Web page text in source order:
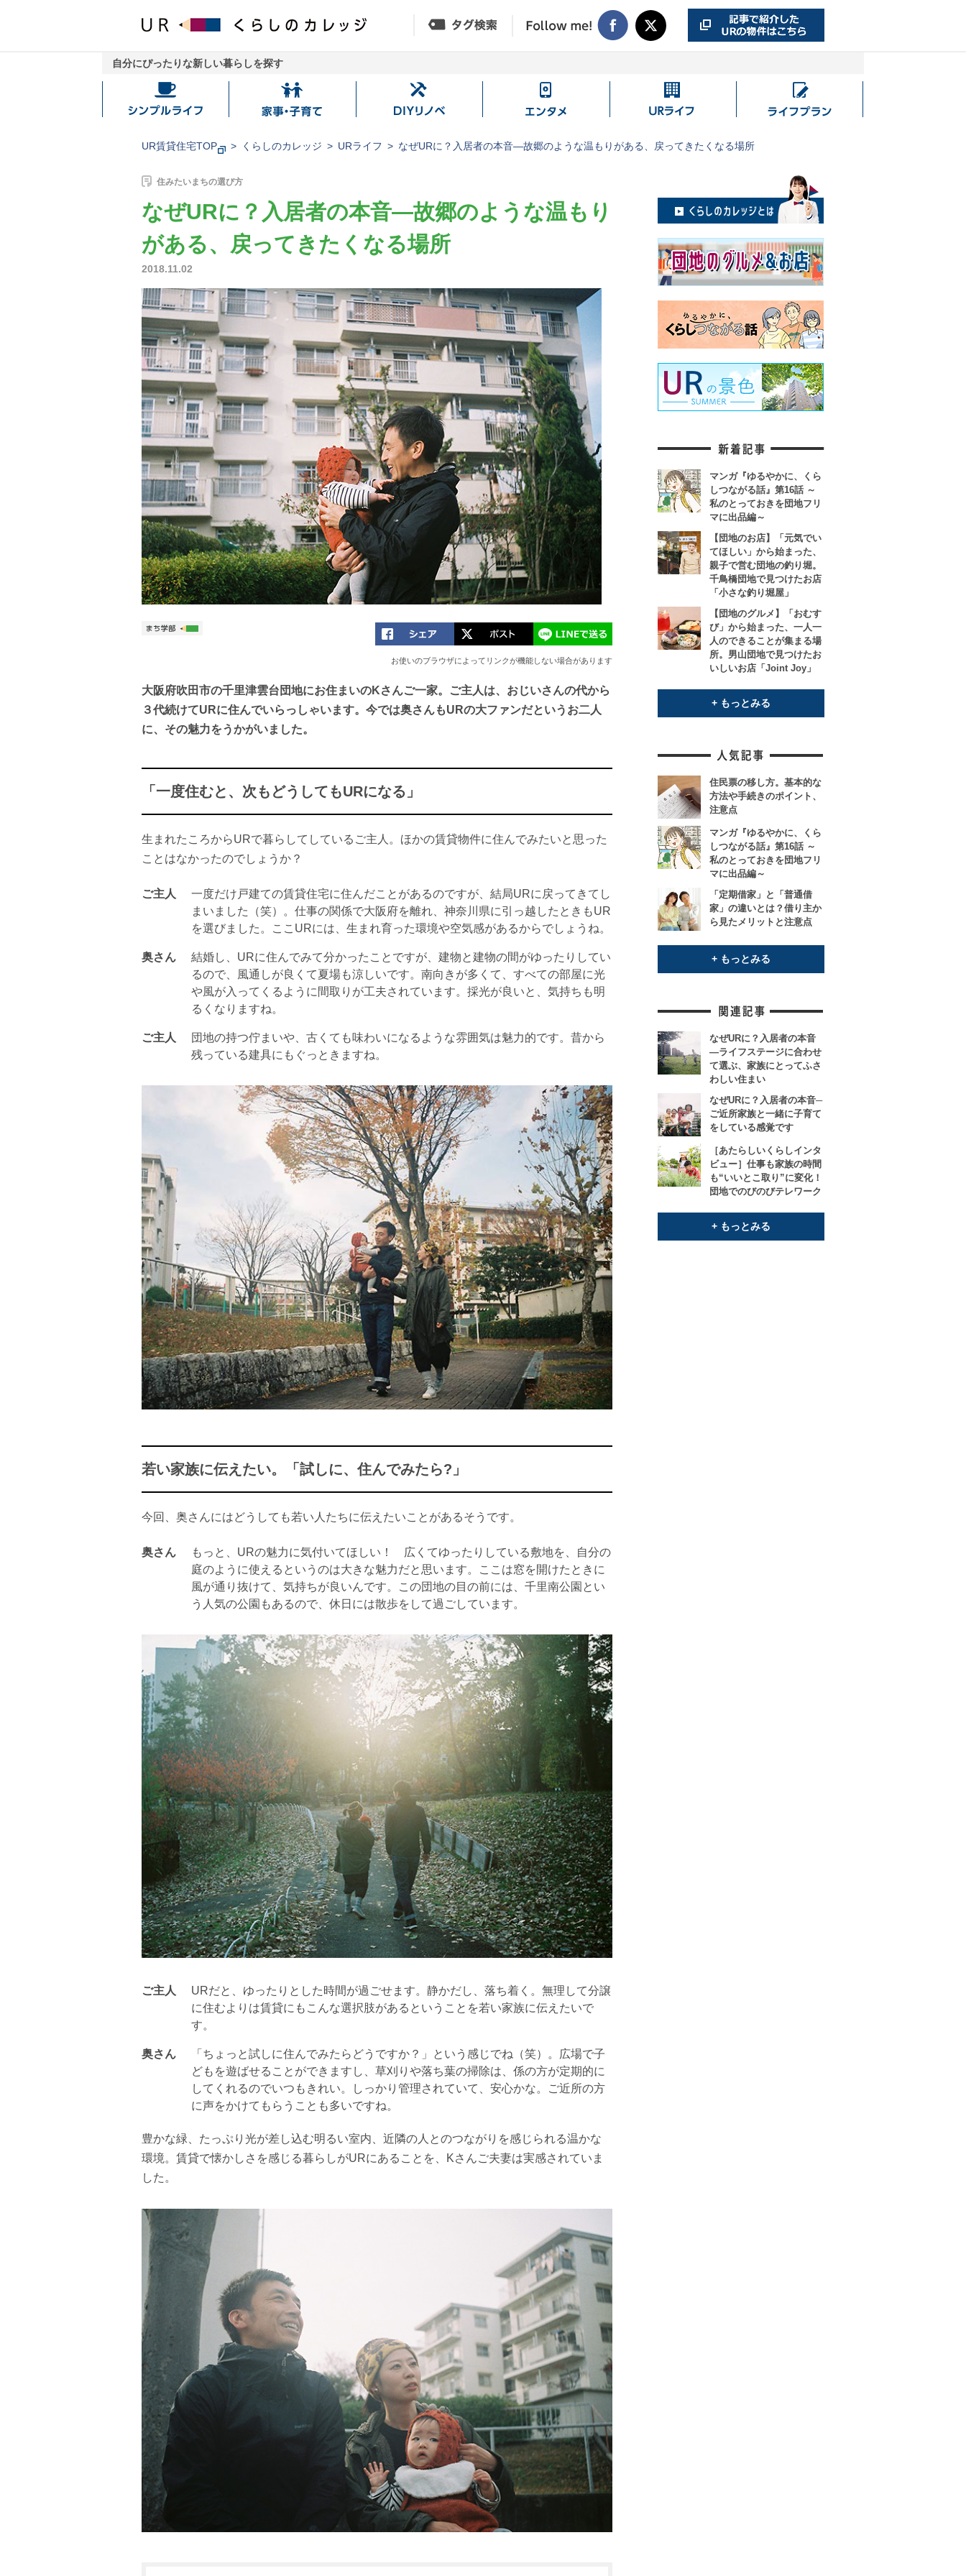
自分にぴったりな新しい暮らしを探す
シ
プ
フ
家
子
DIY
ノ
エ
タ
UR
イ
ラ
ラ
ン
UR賃貸住宅TOP くらしのカレッジ URライフ なぜURに？入居者の本音―故郷のような温もりがある、戻ってきたくなる場所
住みたいまちの選び方
なぜURに？入居者の本音―故郷のような温もり
がある、戻ってきたくなる場所
2018.11.02
お使いのブラウザによってリンクが機能しない場合があります
大阪府吹田市の千里津雲台団地にお住まいのKさんご一家。ご主人は、おじいさんの代から
３代続けてURに住んでいらっしゃいます。今では奥さんもURの大ファンだというお二人
に、その魅力をうかがいました。
「一度住むと、次もどうしてもURになる」
生まれたころからURで暮らしてしているご主人。ほかの賃貸物件に住んでみたいと思った
ことはなかったのでしょうか？
ご主人
一度だけ戸建ての賃貸住宅に住んだことがあるのですが、結局URに戻ってきてし
まいました（笑）。仕事の関係で大阪府を離れ、神奈川県に引っ越したときもUR
を選びました。ここURには、生まれ育った環境や空気感があるからでしょうね。
奥さん
結婚し、URに住んでみて分かったことですが、建物と建物の間がゆったりしてい
るので、風通しが良くて夏場も涼しいです。南向きが多くて、すべての部屋に光
や風が入ってくるように間取りが工夫されています。採光が良いと、気持ちも明
るくなりますね。
ご主人
団地の持つ佇まいや、古くても味わいになるような雰囲気は魅力的です。昔から
残っている建具にもぐっときますね。
若い家族に伝えたい。「試しに、住んでみたら?」
今回、奥さんにはどうしても若い人たちに伝えたいことがあるそうです。
奥さん
もっと、URの魅力に気付いてほしい！ 広くてゆったりしている敷地を、自分の
庭のように使えるというのは大きな魅力だと思います。ここは窓を開けたときに
風が通り抜けて、気持ちが良いんです。この団地の目の前には、千里南公園とい
う人気の公園もあるので、休日には散歩をして過ごしています。
ご主人
URだと、ゆったりとした時間が過ごせます。静かだし、落ち着く。無理して分譲
に住むよりは賃貸にもこんな選択肢があるということを若い家族に伝えたいで
す。
奥さん
「ちょっと試しに住んでみたらどうですか？」という感じでね（笑）。広場で子
どもを遊ばせることができますし、草刈りや落ち葉の掃除は、係の方が定期的に
してくれるのでいつもきれい。しっかり管理されていて、安心かな。ご近所の方
に声をかけてもらうことも多いですね。
豊かな緑、たっぷり光が差し込む明るい室内、近隣の人とのつながりを感じられる温かな
環境。賃貸で懐かしさを感じる暮らしがURにあることを、Kさんご夫妻は実感されていま
した。
マンガ『ゆるやかに、くら
しつながる話』第16話 ～
私のとっておきを団地フリ
マに出品編～
【団地のお店】「元気でい
てほしい」から始まった、
親子で営む団地の釣り堀。
千鳥橋団地で見つけたお店
「小さな釣り堀屋」
【団地のグルメ】「おむす
び」から始まった、一人一
人のできることが集まる場
所。男山団地で見つけたお
いしいお店「Joint Joy」
+ もっとみる
住民票の移し方。基本的な
方法や手続きのポイント、
注意点
マンガ『ゆるやかに、くら
しつながる話』第16話 ～
私のとっておきを団地フリ
マに出品編～
「定期借家」と「普通借
家」の違いとは？借り主か
ら見たメリットと注意点
+ もっとみる
なぜURに？入居者の本音
―ライフステージに合わせ
て選ぶ、家族にとってふさ
わしい住まい
なぜURに？入居者の本音─
ご近所家族と一緒に子育て
をしている感覚です
［あたらしいくらしインタ
ビュー］仕事も家族の時間
も“いいとこ取り”に変化！
団地でのびのびテレワーク
+ もっとみる